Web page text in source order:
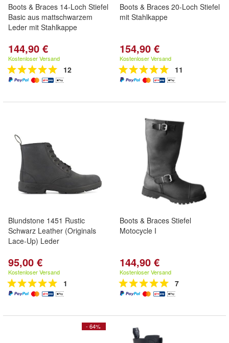
Boots & Braces 14-Loch Stiefel
Basic aus mattschwarzem
Leder mit Stahlkappe
144,90 €
Kostenloser Versand
12
Boots & Braces 20-Loch Stiefel
mit Stahlkappe
154,90 €
Kostenloser Versand
11
Blundstone 1451 Rustic
Schwarz Leather (Originals
Lace-Up) Leder
95,00 €
Kostenloser Versand
1
Boots & Braces Stiefel
Motocycle I
144,90 €
Kostenloser Versand
7
- 64%